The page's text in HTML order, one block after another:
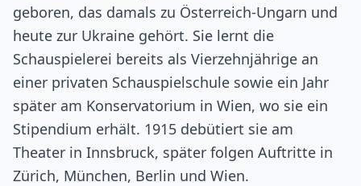
geboren, das damals zu Österreich-Ungarn und
heute zur Ukraine gehört. Sie lernt die
Schauspielerei bereits als Vierzehnjährige an
einer privaten Schauspielschule sowie ein Jahr
später am Konservatorium in Wien, wo sie ein
Stipendium erhält. 1915 debütiert sie am
Theater in Innsbruck, später folgen Auftritte in
Zürich, München, Berlin und Wien.